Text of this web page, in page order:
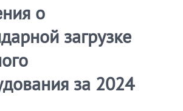
о
загрузке
за 2024